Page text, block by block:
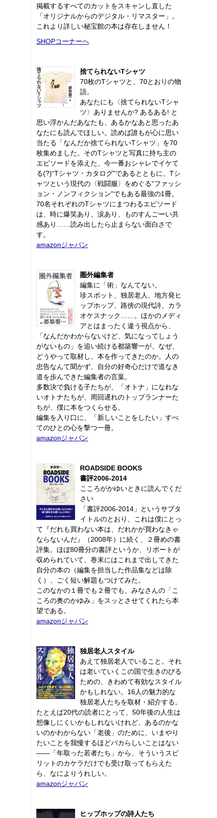
掲載するすべてのカットをスキャンし直した
「オリジナルからのデジタル・リマスター」。
これより詳しい秘宝館の本は存在しません！
SHOPコーナーへ
捨てられないTシャツ
70枚のTシャツと、70とおりの物
語。
あなたにも〈捨てられないTシャ
ツ〉ありませんか? あるある! と
思い浮かんだあなたも、あるかなあと思ったあ
なたにも読んでほしい。読めば誰もが心に思い
当たる「なんだか捨てられないTシャツ」を70
枚集めました。そのTシャツと写真に持ち主の
エピソードを添えた、今一番おシャレでイケて
る(?)“Tシャツ・カタログ"であるとともに、Tシ
ャツという現代の〈戦闘服〉をめぐる“ファッシ
ョン・ノンフィクション"でもある最強の1冊。
70名それぞれのTシャツにまつわるエピソード
は、時に爆笑あり、涙あり、ものすんごーい共
感あり……読み出したら止まらない面白さで
す。
amazonジャパン
圏外編集者
編集に「術」なんてない。
珍スポット、独居老人、地方発ヒ
ップホップ、路傍の現代詩、カラ
オケスナック……。ほかのメディ
アとはまったく違う視点から、
「なんだかわからないけど、気になってしょう
がないもの」を追い続ける都築響一が、なぜ、
どうやって取材し、本を作ってきたのか。人の
忠告なんて聞かず、自分の好奇心だけで道なき
道を歩んできた編集者の言葉。
多数決で負ける子たちが、「オトナ」になれな
いオトナたちが、周回遅れのトップランナーた
ちが、僕に本をつくらせる。
編集を入り口に、「新しいことをしたい」すべ
てのひとの心を撃つ一冊。
amazonジャパン
ROADSIDE BOOKS
書評2006-2014
こころがかゆいときに読んでくだ
さい
「書評2006-2014」というサブタ
イトルのとおり、これは僕にとっ
て『だれも買わない本は、だれかが買わなきゃ
ならないんだ』（2008年）に続く、２冊めの書
評集。ほぼ80冊分の書評というか、リポートが
収められていて、巻末にはこれまで出してきた
自分の本の（編集を担当した作品集などは除
く）、ごく短い解題もつけてみた。
このなかの１冊でも２冊でも、みなさんの「こ
ころの奥のかゆみ」をスッとさせてくれたら本
望である。
amazonジャパン
独居老人スタイル
あえて独居老人でいること。それ
は老いていくこの国で生きのびる
ための、きわめて有効なスタイル
かもしれない。16人の魅力的な
独居老人たちを取材・紹介する。
たとえば20代の読者にとって、50年後の人生は
想像しにくいかもしれないけれど、あるのかな
いのかわからない「老後」のために、いまやり
たいことを我慢するほどバカらしいことはない
――「年取った若者たち」から、そういうスピ
リットのカケラだけでも受け取ってもらえた
ら、なによりうれしい。
amazonジャパン
ヒップホップの詩人たち